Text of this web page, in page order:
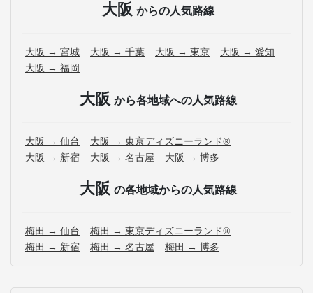
大阪 からの人気路線
大阪 → 宮城 大阪 → 千葉 大阪 → 東京
大阪 → 愛知
大阪 → 福岡
大阪 から各地域への人気路線
大阪 → 仙台
大阪 → 東京ディズニーランド®
大阪 → 新宿
大阪 → 名古屋 大阪 → 博多
大阪 の各地域からの人気路線
梅田 → 仙台
梅田 → 東京ディズニーランド®
梅田 → 新宿
梅田 → 名古屋 梅田 → 博多